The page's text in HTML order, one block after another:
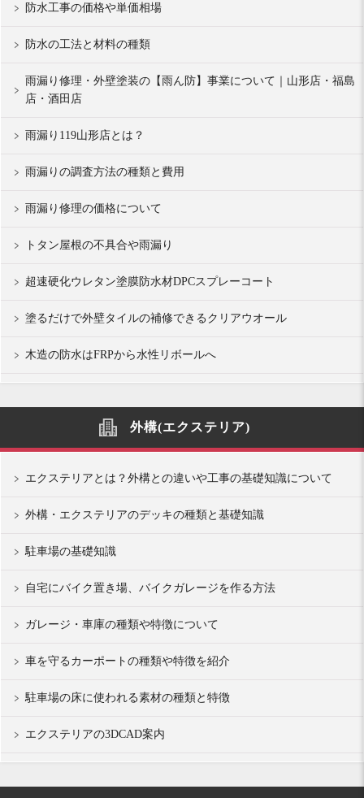
防水工事の価格や単価相場
防水の工法と材料の種類
雨漏り修理・外壁塗装の【雨ん防】事業について｜山形店・福島
店・酒田店
雨漏り119山形店とは？
雨漏りの調査方法の種類と費用
雨漏り修理の価格について
トタン屋根の不具合や雨漏り
超速硬化ウレタン塗膜防水材DPCスプレーコート
塗るだけで外壁タイルの補修できるクリアウオール
木造の防水はFRPから水性リボールへ
外構(エクステリア)
エクステリアとは？外構との違いや工事の基礎知識について
外構・エクステリアのデッキの種類と基礎知識
駐車場の基礎知識
自宅にバイク置き場、バイクガレージを作る方法
ガレージ・車庫の種類や特徴について
車を守るカーポートの種類や特徴を紹介
駐車場の床に使われる素材の種類と特徴
エクステリアの3DCAD案内